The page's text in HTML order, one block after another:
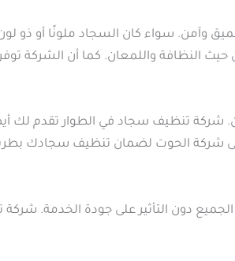
سواء كان السجاد ملونًا أو ذو
النظافة واللمعان. كما أن الشركة
تنظيف سجاد في الطوار تقدم لك
على شركة الحوت لضمان تنظيف سجادك
دون التأثير على جودة الخدمة.